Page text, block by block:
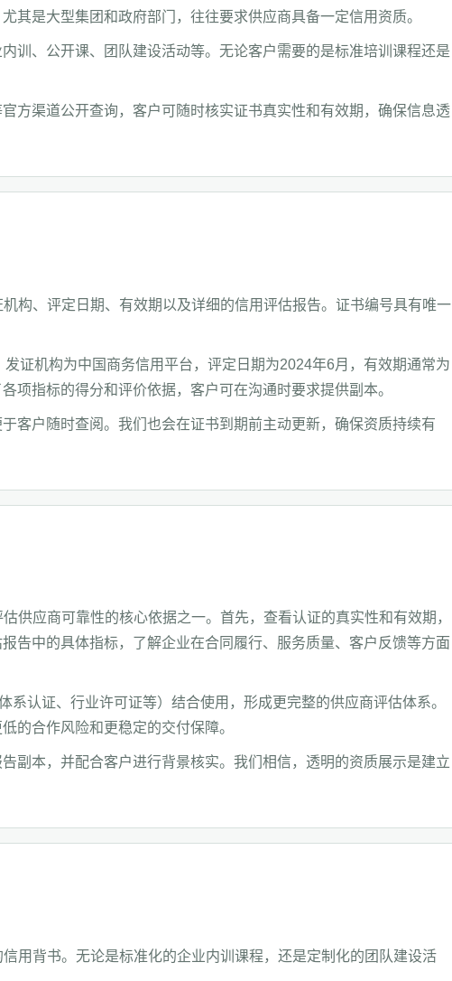
其是大型集团和政府部门，往往要求供应商具备一定信用资质。
训、公开课、团队建设活动等。无论客户需要的是标准培训课程还是
方渠道公开查询，客户可随时核实证书真实性和有效期，确保信息透
构、评定日期、有效期以及详细的信用评估报告。证书编号具有唯一
证机构为中国商务信用平台，评定日期为2024年6月，有效期通常为
项指标的得分和评价依据，客户可在沟通时要求提供副本。
客户随时查阅。我们也会在证书到期前主动更新，确保资质持续有
供应商可靠性的核心依据之一。首先，查看认证的真实性和有效期，
告中的具体指标，了解企业在合同履行、服务质量、客户反馈等方面
认证、行业许可证等）结合使用，形成更完整的供应商评估体系。
的合作风险和更稳定的交付保障。
副本，并配合客户进行背景核实。我们相信，透明的资质展示是建立
用背书。无论是标准化的企业内训课程，还是定制化的团队建设活